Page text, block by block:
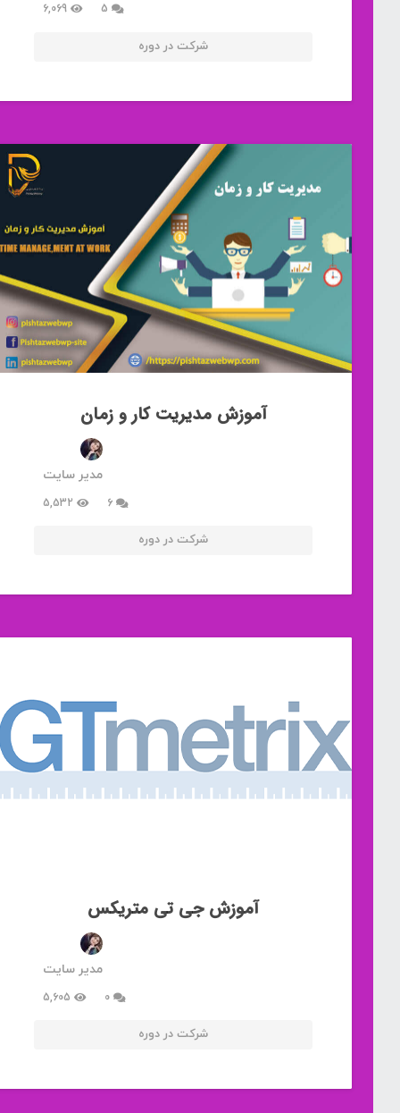
5دیدگاه 6,069
شرکت در دوره
آموزش مدیریت کار و زمان
مدیر سایت
6 دیدگاه 5,532
شرکت در دوره
آموزش جی تی متریکس
مدیر سایت
0
5,605
شرکت در دوره